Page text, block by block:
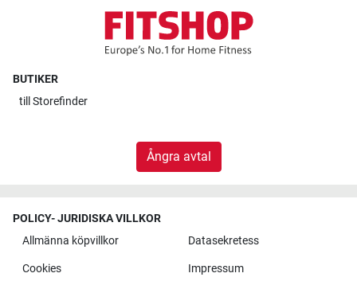
BUTIKER
till Storefinder
Ångra avtal
POLICY- JURIDISKA VILLKOR
Allmänna köpvillkor
Datasekretess
Cookies Impressum